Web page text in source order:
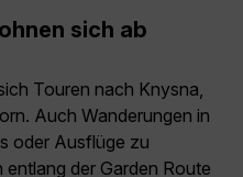
sich ab
Touren nach Knysna,
Auch Wanderungen in
oder Ausflüge zu
der Garden Route